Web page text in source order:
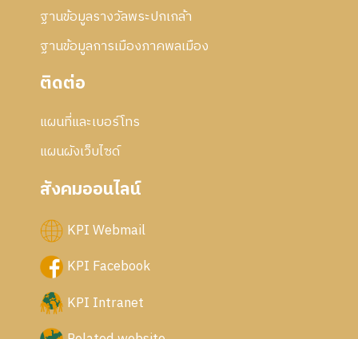
ฐานข้อมูลรางวัลพระปกเกล้า
ฐานข้อมูลการเมืองภาคพลเมือง
ติดต่อ
แผนที่และเบอร์โทร
แผนผังเว็บไซด์
สังคมออนไลน์
KPI Webmail
KPI Facebook
KPI Intranet